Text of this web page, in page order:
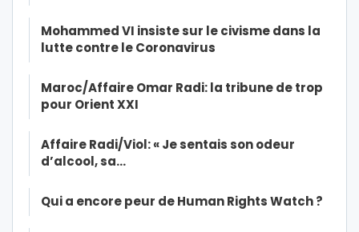
Mohammed VI insiste sur le civisme dans la
lutte contre le Coronavirus
Maroc/Affaire Omar Radi: la tribune de trop
pour Orient XXI
Affaire Radi/Viol: « Je sentais son odeur
d’alcool, sa…
Qui a encore peur de Human Rights Watch ?